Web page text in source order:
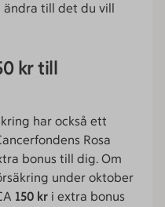
ändra till det du vill
kr till
har också ett
Rosa
bonus till dig. Om
under oktober
150 kr i extra bonus